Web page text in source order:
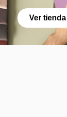
Ver tienda